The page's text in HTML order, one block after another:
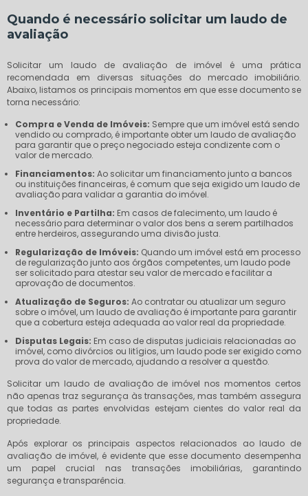
Quando é necessário solicitar um laudo de
avaliação
Solicitar um laudo de avaliação de imóvel é uma prática
recomendada em diversas situações do mercado imobiliário.
Abaixo, listamos os principais momentos em que esse documento se
torna necessário:
Compra e Venda de Imóveis: Sempre que um imóvel está sendo
vendido ou comprado, é importante obter um laudo de avaliação
para garantir que o preço negociado esteja condizente com o
valor de mercado.
Financiamentos: Ao solicitar um financiamento junto a bancos
ou instituições financeiras, é comum que seja exigido um laudo de
avaliação para validar a garantia do imóvel.
Inventário e Partilha: Em casos de falecimento, um laudo é
necessário para determinar o valor dos bens a serem partilhados
entre herdeiros, assegurando uma divisão justa.
Regularização de Imóveis: Quando um imóvel está em processo
de regularização junto aos órgãos competentes, um laudo pode
ser solicitado para atestar seu valor de mercado e facilitar a
aprovação de documentos.
Atualização de Seguros: Ao contratar ou atualizar um seguro
sobre o imóvel, um laudo de avaliação é importante para garantir
que a cobertura esteja adequada ao valor real da propriedade.
Disputas Legais: Em caso de disputas judiciais relacionadas ao
imóvel, como divórcios ou litígios, um laudo pode ser exigido como
prova do valor de mercado, ajudando a resolver a questão.
Solicitar um laudo de avaliação de imóvel nos momentos certos
não apenas traz segurança às transações, mas também assegura
que todas as partes envolvidas estejam cientes do valor real da
propriedade.
Após explorar os principais aspectos relacionados ao laudo de
avaliação de imóvel, é evidente que esse documento desempenha
um papel crucial nas transações imobiliárias, garantindo
segurança e transparência.